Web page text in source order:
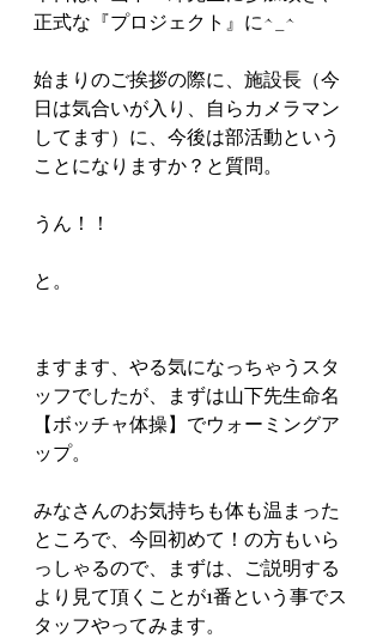
正式な『プロジェクト』に^_^
始まりのご挨拶の際に、施設長（今
日は気合いが入り、自らカメラマン
してます）に、今後は部活動という
ことになりますか？と質問。
うん！！
と。
ますます、やる気になっちゃうスタ
ッフでしたが、まずは山下先生命名
【ボッチャ体操】でウォーミングア
ップ。
みなさんのお気持ちも体も温まった
ところで、今回初めて！の方もいら
っしゃるので、まずは、ご説明する
より見て頂くことが1番という事でス
タッフやってみます。